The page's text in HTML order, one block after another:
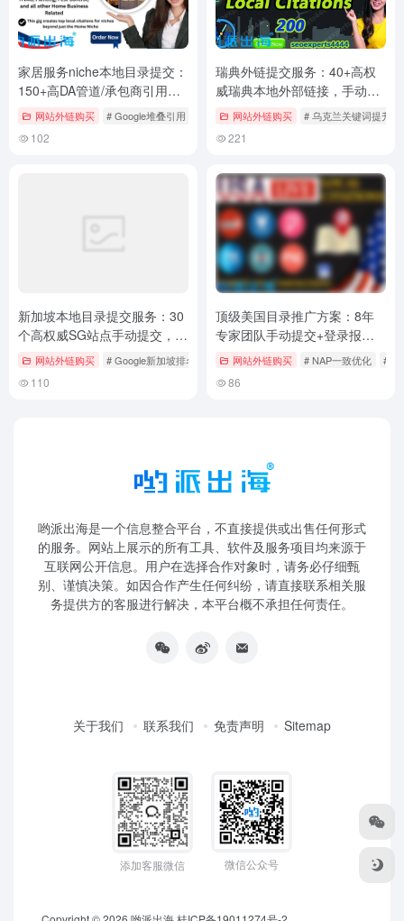
家居服务niche本地目录提交：
150+高DA管道/承包商引用，
手动本地IP提升家装电商排名
网站外链购买 # Google堆叠引用 # NAP一致优化 # 区域关键词提升
102
瑞典外链提交服务：40+高权
威瑞典本地外部链接，手动外
链购买提升跨境电商Google
网站外链购买 # 乌克兰关键词提升
221
新加坡本地目录提交服务：30
个高权威SG站点手动提交，提
升跨境电商本地排名
网站外链购买 # Google新加坡排名 # NAP一致优化 # SG本地目录提交
110
顶级美国目录推广方案：8年
专家团队手动提交+登录报
告，专为独立站卖家打造本地
流量引擎
网站外链购买 # NAP一致优化 #
86
哟派出海是一个信息整合平台，不直接提供或出售任何形式
的服务。网站上展示的所有工具、软件及服务项目均来源于
互联网公开信息。用户在选择合作对象时，请务必仔细甄
别、谨慎决策。如因合作产生任何纠纷，请直接联系相关服
务提供方的客服进行解决，本平台概不承担任何责任。
关于我们 联系我们 免责声明 Sitemap
添加客服微信 微信公众号